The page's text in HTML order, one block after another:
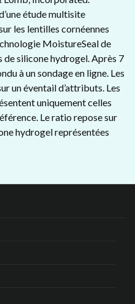
étude multisite
les lentilles cornéennes
MoistureSeal de
silicone hydrogel. Après 7
à un sondage en ligne. Les
un éventail d’attributs. Les
uniquement celles
Le ratio repose sur
hydrogel représentées